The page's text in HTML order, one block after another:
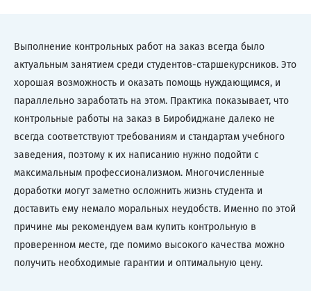
Выполнение контрольных работ на заказ всегда было
актуальным занятием среди студентов-старшекурсников. Это
хорошая возможность и оказать помощь нуждающимся, и
параллельно заработать на этом. Практика показывает, что
контрольные работы на заказ в Биробиджане далеко не
всегда соответствуют требованиям и стандартам учебного
заведения, поэтому к их написанию нужно подойти с
максимальным профессионализмом. Многочисленные
доработки могут заметно осложнить жизнь студента и
доставить ему немало моральных неудобств. Именно по этой
причине мы рекомендуем вам купить контрольную в
проверенном месте, где помимо высокого качества можно
получить необходимые гарантии и оптимальную цену.